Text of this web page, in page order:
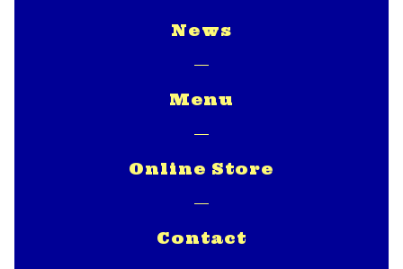
News
Menu
Online Store
Contact